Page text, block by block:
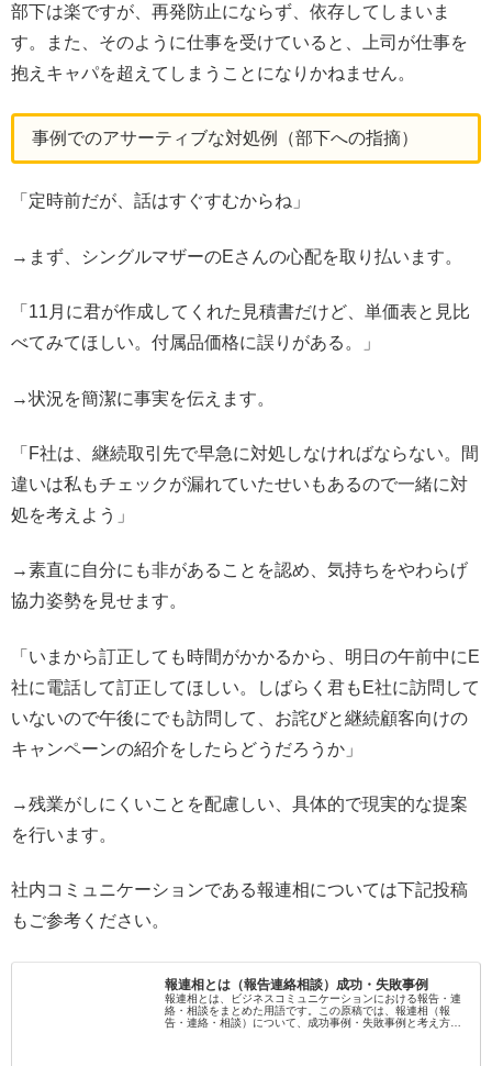
部下は楽ですが、再発防止にならず、依存してしまいま
す。また、そのように仕事を受けていると、上司が仕事を
抱えキャパを超えてしまうことになりかねません。
事例でのアサーティブな対処例（部下への指摘）
「定時前だが、話はすぐすむからね」
→まず、シングルマザーのEさんの心配を取り払います。
「11月に君が作成してくれた見積書だけど、単価表と見比
べてみてほしい。付属品価格に誤りがある。」
→状況を簡潔に事実を伝えます。
「F社は、継続取引先で早急に対処しなければならない。間
違いは私もチェックが漏れていたせいもあるので一緒に対
処を考えよう」
→素直に自分にも非があることを認め、気持ちをやわらげ
協力姿勢を見せます。
「いまから訂正しても時間がかかるから、明日の午前中にE
社に電話して訂正してほしい。しばらく君もE社に訪問して
いないので午後にでも訪問して、お詫びと継続顧客向けの
キャンペーンの紹介をしたらどうだろうか」
→残業がしにくいことを配慮しい、具体的で現実的な提案
を行います。
社内コミュニケーションである報連相については下記投稿
もご参考ください。
報連相とは（報告連絡相談）成功・失敗事例
報連相とは、ビジネスコミュニケーションにおける報告・連
絡・相談をまとめた用語です。この原稿では、報連相（報
告・連絡・相談）について、成功事例・失敗事例と考え方に